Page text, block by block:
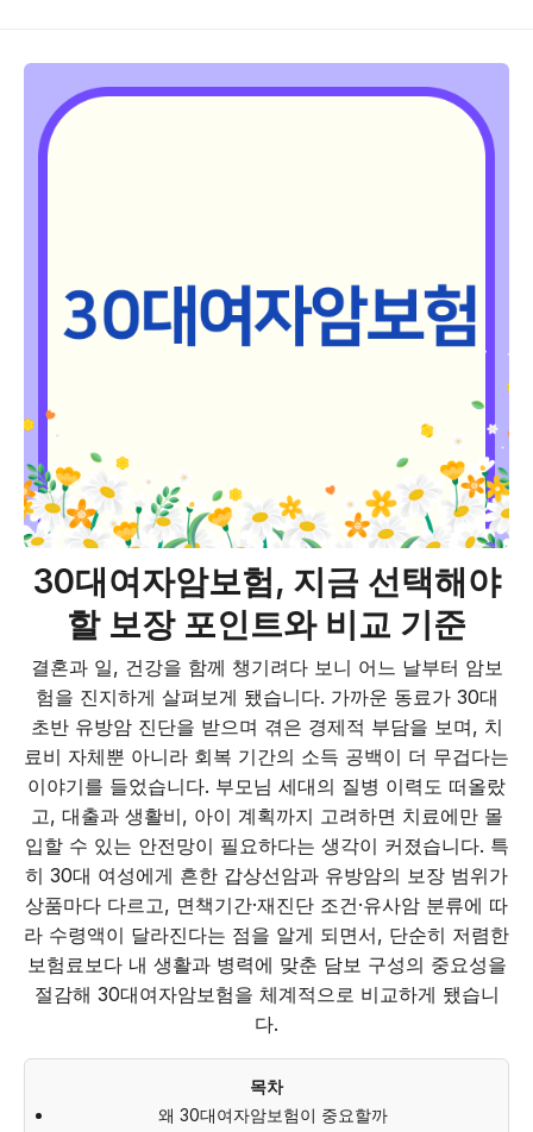
30대여자암보험, 지금 선택해야
할 보장 포인트와 비교 기준
결혼과 일, 건강을 함께 챙기려다 보니 어느 날부터 암보
험을 진지하게 살펴보게 됐습니다. 가까운 동료가 30대
초반 유방암 진단을 받으며 겪은 경제적 부담을 보며, 치
료비 자체뿐 아니라 회복 기간의 소득 공백이 더 무겁다는
이야기를 들었습니다. 부모님 세대의 질병 이력도 떠올랐
고, 대출과 생활비, 아이 계획까지 고려하면 치료에만 몰
입할 수 있는 안전망이 필요하다는 생각이 커졌습니다. 특
히 30대 여성에게 흔한 갑상선암과 유방암의 보장 범위가
상품마다 다르고, 면책기간·재진단 조건·유사암 분류에 따
라 수령액이 달라진다는 점을 알게 되면서, 단순히 저렴한
보험료보다 내 생활과 병력에 맞춘 담보 구성의 중요성을
절감해 30대여자암보험을 체계적으로 비교하게 됐습니
다.
목차
왜 30대여자암보험이 중요할까